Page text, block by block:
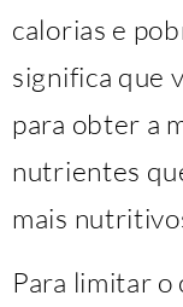
calorias e
significa que
para obter a
nutrientes
mais
Para limitar o